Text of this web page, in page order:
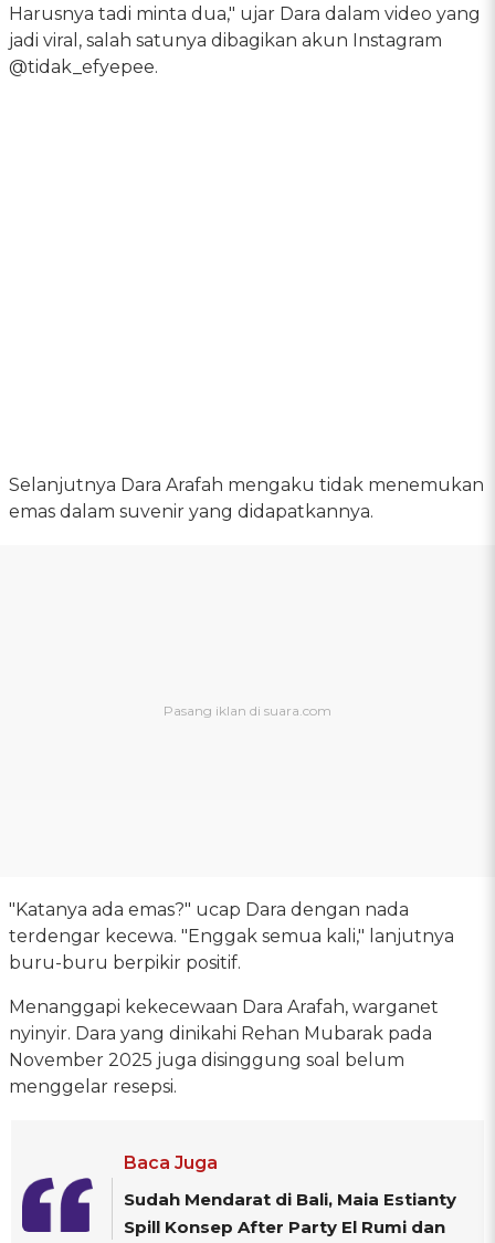
Harusnya tadi minta dua," ujar Dara dalam video yang
jadi viral, salah satunya dibagikan akun Instagram
@tidak_efyepee.
Selanjutnya Dara Arafah mengaku tidak menemukan
emas dalam suvenir yang didapatkannya.
"Katanya ada emas?" ucap Dara dengan nada
terdengar kecewa. "Enggak semua kali," lanjutnya
buru-buru berpikir positif.
Menanggapi kekecewaan Dara Arafah, warganet
nyinyir. Dara yang dinikahi Rehan Mubarak pada
November 2025 juga disinggung soal belum
menggelar resepsi.
Baca Juga
Sudah Mendarat di Bali, Maia Estianty
Spill Konsep After Party El Rumi dan